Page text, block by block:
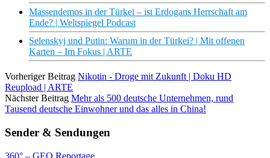
Massendemos in der Türkei – ist Erdogans Herrschaft am
Ende? | Weltspiegel Podcast
Selenskyj und Putin: Warum in der Türkei? | Mit offenen
Karten – Im Fokus | ARTE
Vorheriger Beitrag Nikotin - Droge mit Zukunft | Doku HD
Reupload | ARTE
Nächster Beitrag Mehr als 500 deutsche Unternehmen, rund
Tausend deutsche Einwohner und das alles in China!
Sender & Sendungen
360° – GEO Reportage